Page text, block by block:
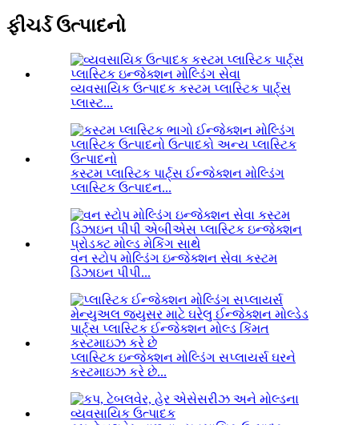
ફીચર્ડ ઉત્પાદનો
વ્યવસાયિક ઉત્પાદક કસ્ટમ પ્લાસ્ટિક પાર્ટ્સ
પ્લાસ્ટ...
કસ્ટમ પ્લાસ્ટિક પાર્ટ્સ ઈન્જેક્શન મોલ્ડિંગ
પ્લાસ્ટિક ઉત્પાદન...
વન સ્ટોપ મોલ્ડિંગ ઇન્જેક્શન સેવા કસ્ટમ
ડિઝાઇન પીપી...
પ્લાસ્ટિક ઇન્જેક્શન મોલ્ડિંગ સપ્લાયર્સ ઘરને
કસ્ટમાઇઝ કરે છે...